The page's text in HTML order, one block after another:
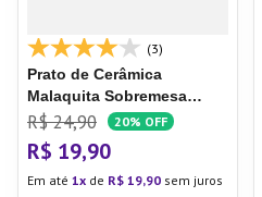
(3)
Prato de Cerâmica
Malaquita Sobremesa
20cm - Oxford
R$ 24,90 20% OFF
R$ 19,90
Em até 1 de R$ 19,90 sem juros